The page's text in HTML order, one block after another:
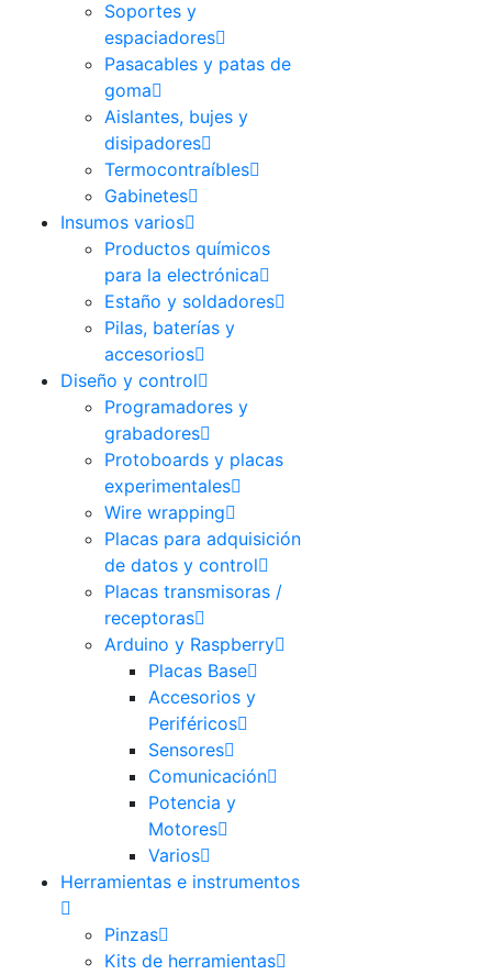
Soportes y
espaciadores
Pasacables y patas de
goma
Aislantes, bujes y
disipadores
Termocontraíbles
Gabinetes
Insumos varios
Productos químicos
para la electrónica
Estaño y soldadores
Pilas, baterías y
accesorios
Diseño y control
Programadores y
grabadores
Protoboards y placas
experimentales
Wire wrapping
Placas para adquisición
de datos y control
Placas transmisoras /
receptoras
Arduino y Raspberry
Placas Base
Accesorios y
Periféricos
Sensores
Comunicación
Potencia y
Motores
Varios
Herramientas e instrumentos
Pinzas
Kits de herramientas